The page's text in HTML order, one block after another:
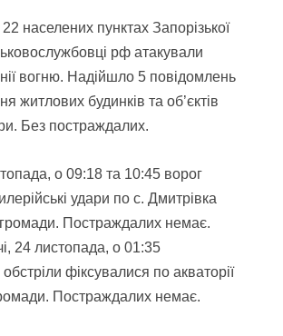
населених пунктах Запорізької
рф атакували
вогню. Надійшло 5 повідомлень
житлових будинків та об’єктів
Без постраждалих.
о 09:18 та 10:45 ворог
удари по с. Дмитрівка
громади. Постраждалих немає.
24 листопада, о 01:35
обстріли фіксувалися по акваторії
Постраждалих немає.